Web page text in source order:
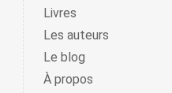
Livres
Les auteurs
Le blog
À propos